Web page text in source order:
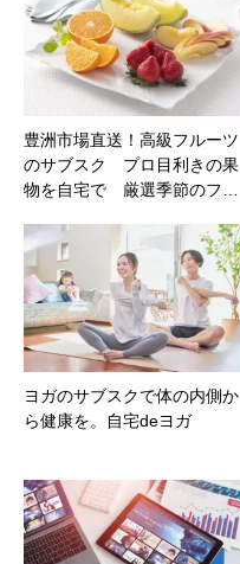
豊洲市場直送！高級フルーツ
のサブスク プロ目利きの果
物を自宅で 厳選季節のフ…
ヨガのサブスクで体の内側か
ら健康を。自宅deヨガ